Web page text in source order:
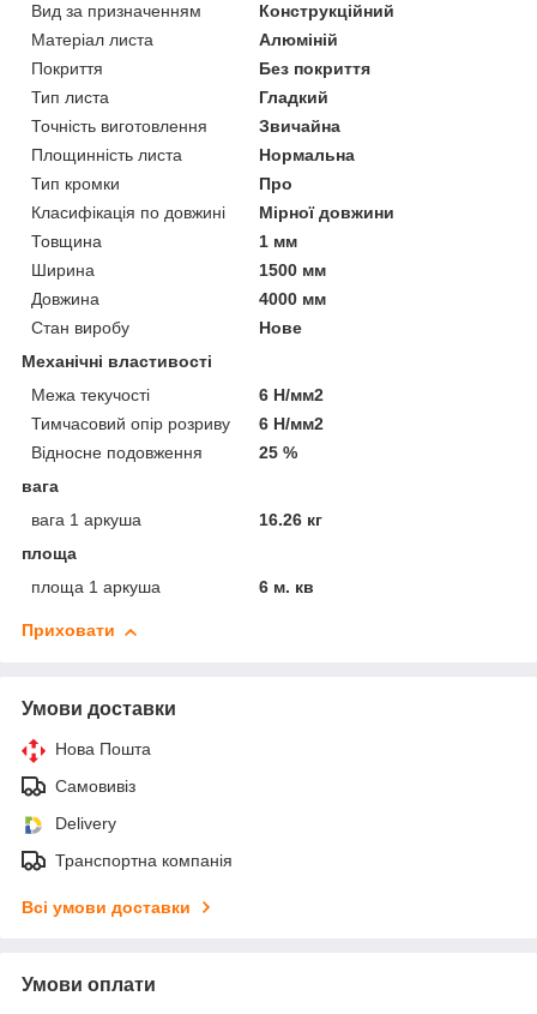
Вид за призначенням
Конструкційний
Матеріал листа
Алюміній
Покриття
Без покриття
Тип листа
Гладкий
Точність виготовлення
Звичайна
Площинність листа
Нормальна
Тип кромки
Про
Класифікація по довжині
Мірної довжини
Товщина
1 мм
Ширина
1500 мм
Довжина
4000 мм
Стан виробу
Нове
Механічні властивості
Межа текучості
6 Н/мм2
Тимчасовий опір розриву
6 Н/мм2
Відносне подовження
25 %
вага
вага 1 аркуша
16.26 кг
площа
площа 1 аркуша
6 м. кв
Приховати
Умови доставки
Нова Пошта
Самовивіз
Delivery
Транспортна компанія
Всі умови доставки
Умови оплати